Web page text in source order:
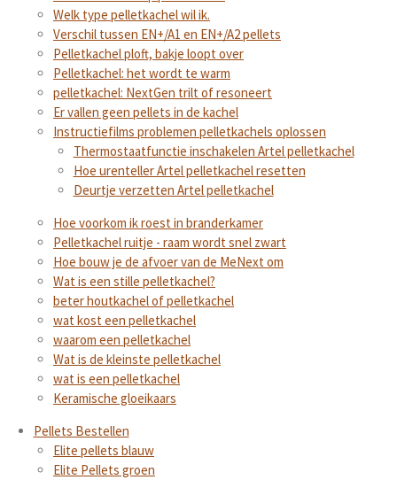
Welk type pelletkachel wil ik.
Verschil tussen EN+/A1 en EN+/A2 pellets
Pelletkachel ploft, bakje loopt over
Pelletkachel: het wordt te warm
pelletkachel: NextGen trilt of resoneert
Er vallen geen pellets in de kachel
Instructiefilms problemen pelletkachels oplossen
Thermostaatfunctie inschakelen Artel pelletkachel
Hoe urenteller Artel pelletkachel resetten
Deurtje verzetten Artel pelletkachel
Hoe voorkom ik roest in branderkamer
Pelletkachel ruitje - raam wordt snel zwart
Hoe bouw je de afvoer van de MeNext om
Wat is een stille pelletkachel?
beter houtkachel of pelletkachel
wat kost een pelletkachel
waarom een pelletkachel
Wat is de kleinste pelletkachel
wat is een pelletkachel
Keramische gloeikaars
Pellets Bestellen
Elite pellets blauw
Elite Pellets groen